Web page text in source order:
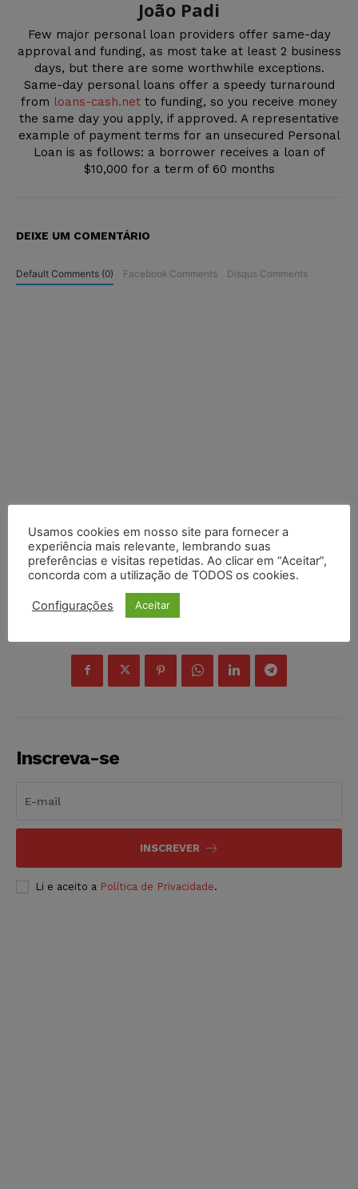
João Padi
Few major personal loan providers offer same-day
approval and funding, as most take at least 2 business
days, but there are some worthwhile exceptions.
Same-day personal loans offer a speedy turnaround
from loans-cash.net to funding, so you receive money
the same day you apply, if approved. A representative
example of payment terms for an unsecured Personal
Loan is as follows: a borrower receives a loan of
$10,000 for a term of 60 months
DEIXE UM COMENTÁRIO
Default Comments (0) Facebook Comments Disqus Comments
Inscreva-se
INSCREVER
Li e aceito a Política de Privacidade.
Usamos cookies em nosso site para fornecer a
experiência mais relevante, lembrando suas
preferências e visitas repetidas. Ao clicar em “Aceitar”,
concorda com a utilização de TODOS os cookies.
Configurações Aceitar